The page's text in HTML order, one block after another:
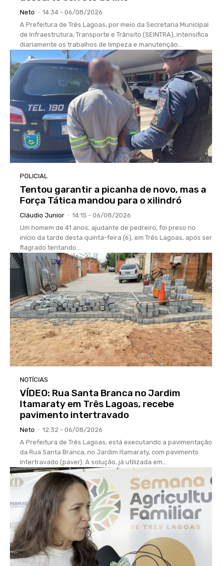
Neto - 14:34 - 06/08/2026
A Prefeitura de Três Lagoas, por meio da Secretaria Municipal
de Infraestrutura, Transporte e Trânsito (SEINTRA), intensifica
diariamente os trabalhos de limpeza e manutenção...
POLICIAL
Tentou garantir a picanha de novo, mas a
Força Tática mandou para o xilindró
Cláudio Junior - 14:15 - 06/08/2026
Um homem de 41 anos, ajudante de pedreiro, foi preso no
início da tarde desta quinta-feira (6), em Três Lagoas, após ser
flagrado tentando...
NOTÍCIAS
VÍDEO: Rua Santa Branca no Jardim
Itamaraty em Três Lagoas, recebe
pavimento intertravado
Neto - 12:32 - 06/08/2026
A Prefeitura de Três Lagoas, está executando a pavimentação
da Rua Santa Branca, no Jardim Itamaraty, com pavimento
intertravado (paver). A solução, já utilizada em...